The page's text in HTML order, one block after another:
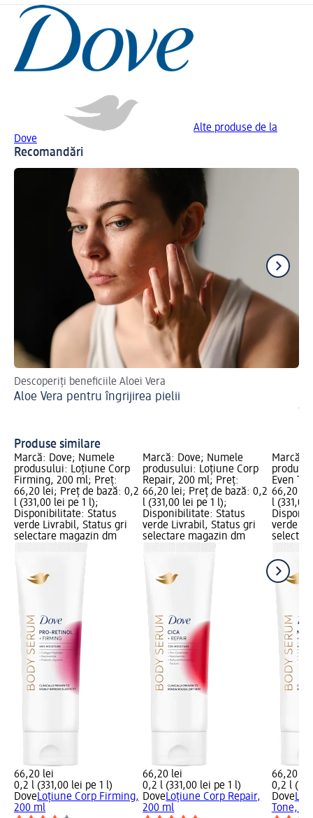
Alte produse de la
Dove
Recomandări
Descoperiți beneficiile Aloei Vera
Aloe Vera pentru îngrijirea pielii
Produse similare
Marcă: Dove; Numele
produsului: Loțiune Corp
Firming, 200 ml; Preț:
66,20 lei; Preț de bază: 0,2
l (331,00 lei pe 1 l);
Disponibilitate: Status
verde Livrabil, Status gri
selectare magazin dm
66,20 lei
0,2 l (331,00 lei pe 1 l)
DoveLoțiune Corp Firming,
200 ml
Marcă: Dove; Numele
produsului: Loțiune Corp
Repair, 200 ml; Preț:
66,20 lei; Preț de bază: 0,2
l (331,00 lei pe 1 l);
Disponibilitate: Status
verde Livrabil, Status gri
selectare magazin dm
66,20 lei
0,2 l (331,00 lei pe 1 l)
DoveLoțiune Corp Repair,
200 ml
Marcă:
Even
66,20
l
verde
66,20 lei
0,2 l
Dove
Tone,